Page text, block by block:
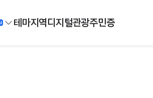
테마지역디지털관광주민증